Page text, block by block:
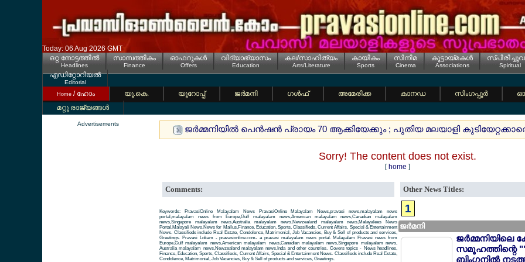
Today: 06 Aug 2026 GMT
ഒറ്റ നോട്ടത്തില്‍
Headlines
സാമ്പത്തികം
Finance
ഓഫറുകള്‍
Offers
വിദ്യാഭ്യാസം
Education
കല/സാഹിത്യം
Arts/Literature
കായികം
Sports
സിനിമ
Cinema
കൂട്ടായ്മകള്‍
Associations Spiritual
എഡിറ്റോറിയല്‍
Editorial
Home / ഹോം യൂ.കെ. യൂറോപ്പ് ജര്‍മനി ഗള്‍ഫ് അമേരിക്ക കാനഡ സിംഗപ്പൂര്‍
മറ്റു രാജ്യങ്ങള്‍
Advertisements
ജര്‍മ്മനിയില്‍ പെന്‍ഷന്‍ പ്രായം 70 ആക്കിയേക്കും ; പുതിയ മലയാളി
Sorry! The content does not exist.
[ home ]
Comments:
Keywords: PravasiOnline Malayalam News PravasiOnline Malayalam News,pravasi news,malayalam news
portal,malayalam news from Europe,Gulf malayalam news,American malayalam news,Canadian malayalam
news,Singapore malayalam news,Australia malayalam news,Newzealand malayalam news,Malayalees News
Portal,Malayali News,News for Mallus,Finance, Education, Sports, Classifieds, Current Affairs, Special & Entertainment
News. Classifieds include Real Estate, Condolence, Matrimonial, Job Vacancies, Buy & Sell of products and services,
Greetings. Pravasi Lokam - pravasionline.com- a pravasi malayalam news portal. Malayalam Pravasi news from
Europe,Gulf malayalam news,American malayalam news,Canadian malayalam news,Singapore malayalam news,
Australia malayalam news,Newzealand malayalam news,Inda and other countries. Covers topics - News headlines,
Finance, Education, Sports, Classifieds, Current Affairs, Special & Entertainment News. Classifieds include Real Estate,
Condolence, Matrimonial, Job Vacancies, Buy & Sell of products and services, Greetings.
Other News Titles:
1
ജര്‍മനി
ജര്‍മ്മനിയിലെ
സമൂഹത്തിന്റെ
ബിംഗനില്‍